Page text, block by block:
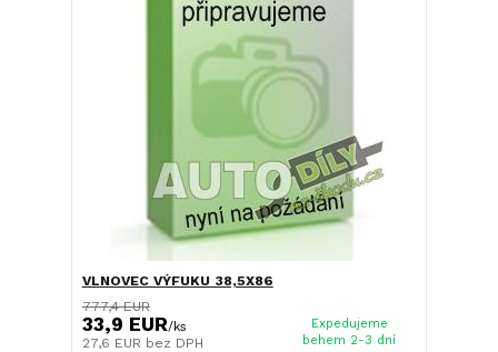
VLNOVEC VÝFUKU 38,5X86
777,4 EUR
33,9 EUR/ks
27,6 EUR bez DPH
Expedujeme
behem 2-3 dní